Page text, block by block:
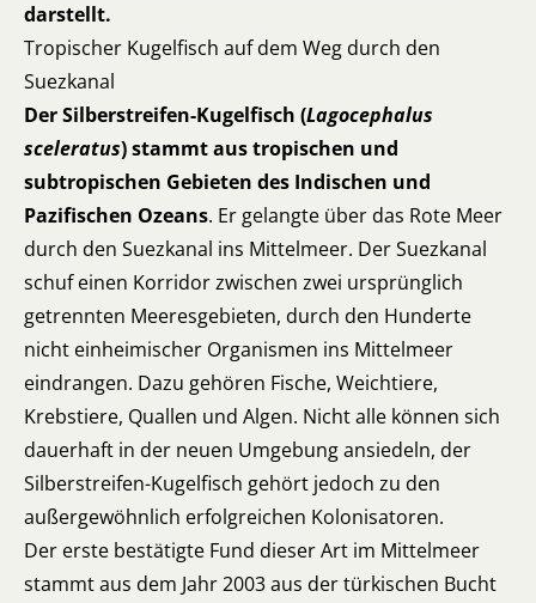
darstellt.
Tropischer Kugelfisch auf dem Weg durch den
Suezkanal
Der Silberstreifen-Kugelfisch (Lagocephalus
sceleratus) stammt aus tropischen und
subtropischen Gebieten des Indischen und
Pazifischen Ozeans. Er gelangte über das Rote Meer
durch den Suezkanal ins Mittelmeer. Der Suezkanal
schuf einen Korridor zwischen zwei ursprünglich
getrennten Meeresgebieten, durch den Hunderte
nicht einheimischer Organismen ins Mittelmeer
eindrangen. Dazu gehören Fische, Weichtiere,
Krebstiere, Quallen und Algen. Nicht alle können sich
dauerhaft in der neuen Umgebung ansiedeln, der
Silberstreifen-Kugelfisch gehört jedoch zu den
außergewöhnlich erfolgreichen Kolonisatoren.
Der erste bestätigte Fund dieser Art im Mittelmeer
stammt aus dem Jahr 2003 aus der türkischen Bucht